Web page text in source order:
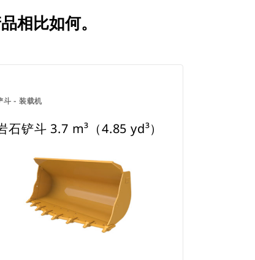
相比如何。
斗 - 装载机
石铲斗 3.7 m³（4.85 yd³）